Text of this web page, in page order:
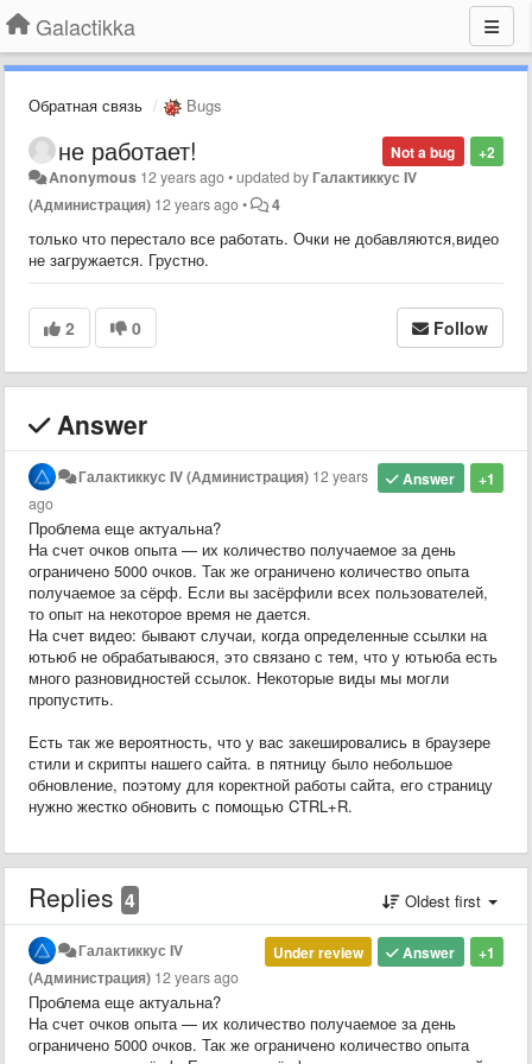
Galactikka
Обратная связь Bugs
+2
Not a bug
не работает!
Anonymous 12 years ago•updated byГалактиккус IV
(Администрация) 12 years ago• 4
только что перестало все работать. Очки не добавляются,видео
не загружается. Грустно.
2 0 Follow
Answer
+1
Answer
Галактиккус IV (Администрация) 12 years
ago
Проблема еще актуальна?
На счет очков опыта — их количество получаемое за день
ограничено 5000 очков. Так же ограничено количество опыта
получаемое за сёрф. Если вы засёрфили всех пользователей,
то опыт на некоторое время не дается.
На счет видео: бывают случаи, когда определенные ссылки на
ютьюб не обрабатываюся, это связано с тем, что у ютьюба есть
много разновидностей ссылок. Некоторые виды мы могли
пропустить.
Есть так же вероятность, что у вас закешировались в браузере
стили и скрипты нашего сайта. в пятницу было небольшое
обновление, поэтому для коректной работы сайта, его страницу
нужно жестко обновить с помощью CTRL+R.
Replies 4 Oldest first
+1
Answer
Under review
Галактиккус IV
(Администрация) 12 years ago
Проблема еще актуальна?
На счет очков опыта — их количество получаемое за день
ограничено 5000 очков. Так же ограничено количество опыта